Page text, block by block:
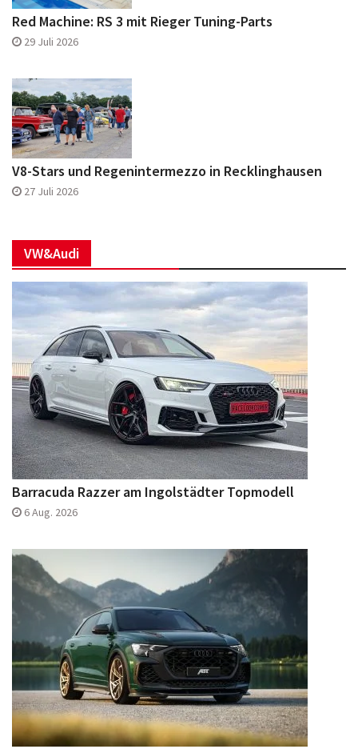
Red Machine: RS 3 mit Rieger Tuning-Parts
29 Juli 2026
V8-Stars und Regenintermezzo in Recklinghausen
27 Juli 2026
VW&Audi
Barracuda Razzer am Ingolstädter Topmodell
6 Aug. 2026